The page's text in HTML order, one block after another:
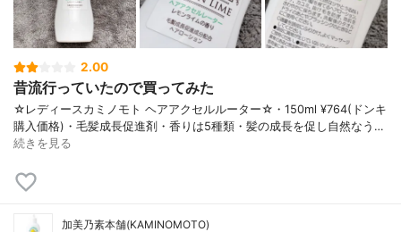
2.00
昔流行っていたので買ってみた
☆レディースカミノモト ヘアアクセルルーター☆・150ml ¥764(ドンキ
購入価格)・毛髪成長促進剤・香りは5種類・髪の成長を促し自然なう…
続きを見る
加美乃素本舗(KAMINOMOTO)